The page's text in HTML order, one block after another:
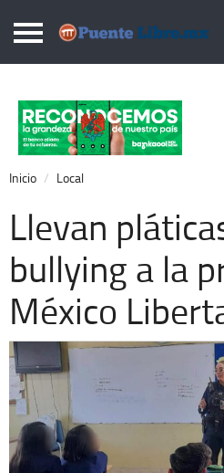
Puentelibre.mx
Local
Nacional
Opinión
Cronos
Economía
Espectáculos
Extra +
Inicio Local
Llevan
bullying a la
México